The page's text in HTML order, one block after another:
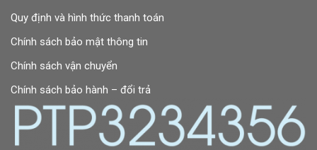
Quy định và hình thức thanh toán
Chính sách bảo mật thông tin
Chính sách vận chuyển
Chính sách bảo hành – đổi trả